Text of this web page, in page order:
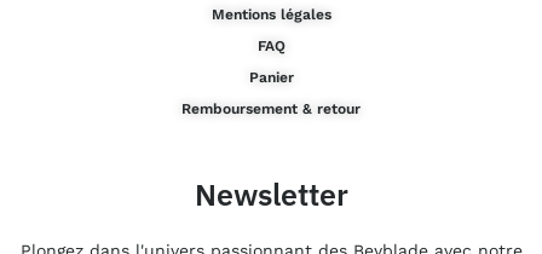
Mentions légales
FAQ
Panier
Remboursement & retour
Newsletter